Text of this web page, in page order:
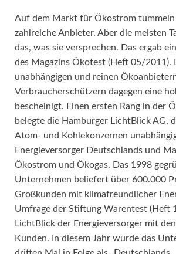
Auf dem Markt für Ökostrom
zahlreiche Anbieter. Aber die meisten
das, was sie versprechen. Das ergab
des Magazins Ökotest (Heft 05/2011).
unabhängigen und reinen
Verbraucherschützern dagegen eine
bescheinigt. Einen ersten Rang in der
belegte die Hamburger LichtBlick AG,
Atom- und Kohlekonzernen
Energieversorger Deutschlands und
Ökostrom und Ökogas. Das 1998
Unternehmen beliefert über 600.000
Großkunden mit klimafreundlicher
Umfrage der Stiftung Warentest (Heft
LichtBlick der Energieversorger mit
Kunden. In diesem Jahr wurde das